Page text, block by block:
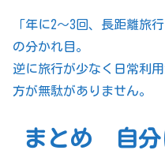
「年に2〜3回、長距離旅
の分かれ目。
逆に旅行が少なく日常利
方が無駄がありません。
まとめ 自分